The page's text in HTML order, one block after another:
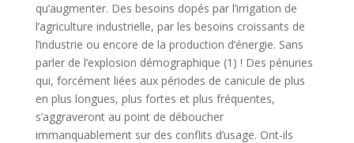
qu’augmenter. Des besoins dopés par l’irrigation de
l’agriculture industrielle, par les besoins croissants de
l’industrie ou encore de la production d’énergie. Sans
parler de l’explosion démographique (1) ! Des pénuries
qui, forcément liées aux périodes de canicule de plus
en plus longues, plus fortes et plus fréquentes,
s’aggraveront au point de déboucher
immanquablement sur des conflits d’usage. Ont-ils